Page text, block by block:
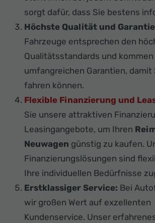
sorgt dafür, dass Sie bestens
Höchste Qualität und
Fahrzeuge entsprechen den
Qualitätsstandards und
umfangreichen Garantien, damit
fahren können.
Flexible Finanzierung und
Sie unsere attraktiven
Leasingangebote, um Ihren
Neuwagen günstig zu kaufen.
Finanzierungslösungen sind
Ihre individuellen Bedürfnisse
Erstklassiger Service: Bei
wir großen Wert auf exzellenten
Kundenservice. Unser